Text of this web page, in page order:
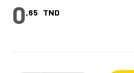
0,65 TND